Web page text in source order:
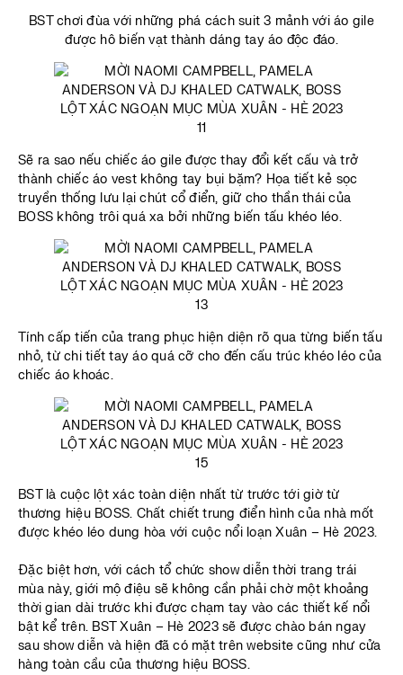
BST chơi đùa với những phá cách suit 3 mảnh với áo gile
được hô biến vạt thành dáng tay áo độc đáo.
Sẽ ra sao nếu chiếc áo gile được thay đổi kết cấu và trở
thành chiếc áo vest không tay bụi bặm? Họa tiết kẻ sọc
truyền thống lưu lại chút cổ điển, giữ cho thần thái của
BOSS không trôi quá xa bởi những biến tấu khéo léo.
Tính cấp tiến của trang phục hiện diện rõ qua từng biến tấu
nhỏ, từ chi tiết tay áo quá cỡ cho đến cấu trúc khéo léo của
chiếc áo khoác.
BST là cuộc lột xác toàn diện nhất từ trước tới giờ từ
thương hiệu BOSS. Chất chiết trung điển hình của nhà mốt
được khéo léo dung hòa với cuộc nổi loạn Xuân – Hè 2023.
Đặc biệt hơn, với cách tổ chức show diễn thời trang trái
mùa này, giới mộ điệu sẽ không cần phải chờ một khoảng
thời gian dài trước khi được chạm tay vào các thiết kế nổi
bật kể trên. BST Xuân – Hè 2023 sẽ được chào bán ngay
sau show diễn và hiện đã có mặt trên website cũng như cửa
hàng toàn cầu của thương hiệu BOSS.